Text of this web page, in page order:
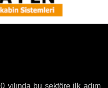
bu sektöre ilk adım